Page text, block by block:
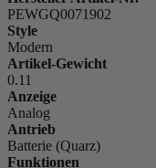
PEWGQ0071902
Style
Modern
Artikel-Gewicht
0.11
Anzeige
Analog
Antrieb
Batterie (Quarz)
Funktionen